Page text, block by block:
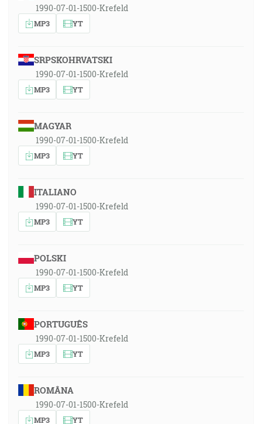
1990-07-01-1500-Krefeld
MP3 YT
SRPSKOHRVATSKI
1990-07-01-1500-Krefeld
MP3 YT
MAGYAR
1990-07-01-1500-Krefeld
MP3 YT
ITALIANO
1990-07-01-1500-Krefeld
MP3 YT
POLSKI
1990-07-01-1500-Krefeld
MP3 YT
PORTUGUÊS
1990-07-01-1500-Krefeld
MP3 YT
ROMÂNA
1990-07-01-1500-Krefeld
MP3 YT